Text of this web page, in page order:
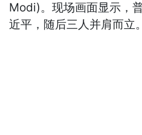
Modi)。现场画面显示，
近平，随后三人并肩而立。